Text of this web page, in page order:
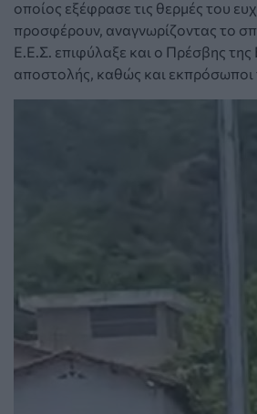
οποίος εξέφρασε τις θερμές του
προσφέρουν, αναγνωρίζοντας το
Ε.Ε.Σ. επιφύλαξε και ο Πρέσβης
αποστολής, καθώς και εκπρόσωποι